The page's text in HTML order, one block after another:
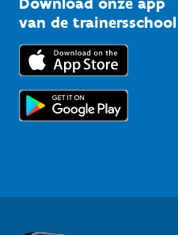
Bedrijven
Trainers en begeleiders
Topsporters
Downloads
Voor de pers
van de trainersschool